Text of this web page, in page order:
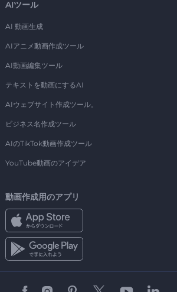
AIツール
AI 動画生成
AIアニメ動画作成ツール
AI動画編集ツール
テキストを動画にするAI
AIウェブサイト作成ツール。
ビジネス名作成ツール
AIのTikTok動画作成ツール
YouTube動画のアイデア
動画作成用のアプリ